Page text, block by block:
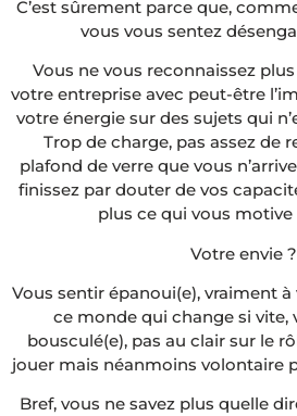
C’est sûrement parce que,
vous vous sentez
Vous ne vous reconnaissez
votre entreprise avec peut-être
votre énergie sur des sujets qui
Trop de charge, pas assez de
plafond de verre que vous
finissez par douter de vos
plus ce qui vous
Votre envie ?
Vous sentir épanoui(e), vraiment
ce monde qui change si vite,
bousculé(e), pas au clair sur le
jouer mais néanmoins volontaire
Bref, vous ne savez plus quelle